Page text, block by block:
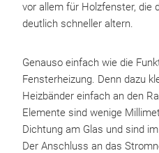
vor allem für Holzfenster, die
deutlich schneller altern.
Genauso einfach wie die
Fensterheizung. Denn dazu
Heizbänder einfach an den
Elemente sind wenige
Dichtung am Glas und sind
Der Anschluss an das